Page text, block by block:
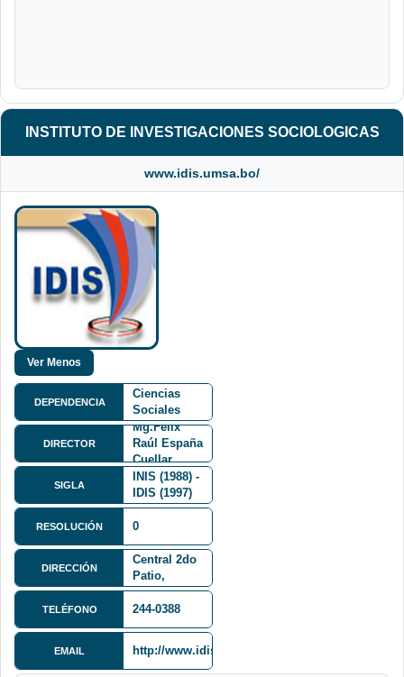
INSTITUTO DE INVESTIGACIONES SOCIOLOGICAS
www.idis.umsa.bo/
DEPENDENCIA
Ciencias
Sociales
FCS
DIRECTOR
Mg.Felix
Raúl España
Cuellar
SIGLA
INIS (1988) -
IDIS (1997)
RESOLUCIÓN 0
DIRECCIÓN
Av. Villazón
1995,
Monoblock
Central 2do
Patio,
Edificio
Nuevo, Piso
2
TELÉFONO 244-0388
EMAIL http://www.idis.umsa.bo/